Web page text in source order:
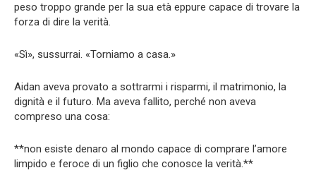
peso troppo grande per la sua età eppure capace di trovare la
forza di dire la verità.
«Sì», sussurrai. «Torniamo a casa.»
Aidan aveva provato a sottrarmi i risparmi, il matrimonio, la
dignità e il futuro. Ma aveva fallito, perché non aveva
compreso una cosa:
**non esiste denaro al mondo capace di comprare l’amore
limpido e feroce di un figlio che conosce la verità.**